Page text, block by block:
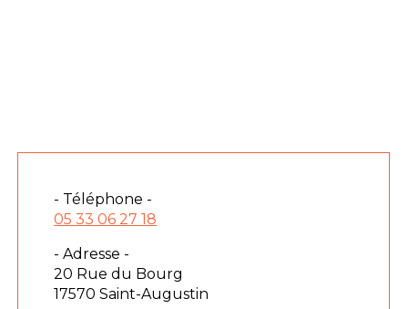
- Téléphone -
05 33 06 27 18
- Adresse -
20 Rue du Bourg
17570 Saint-Augustin